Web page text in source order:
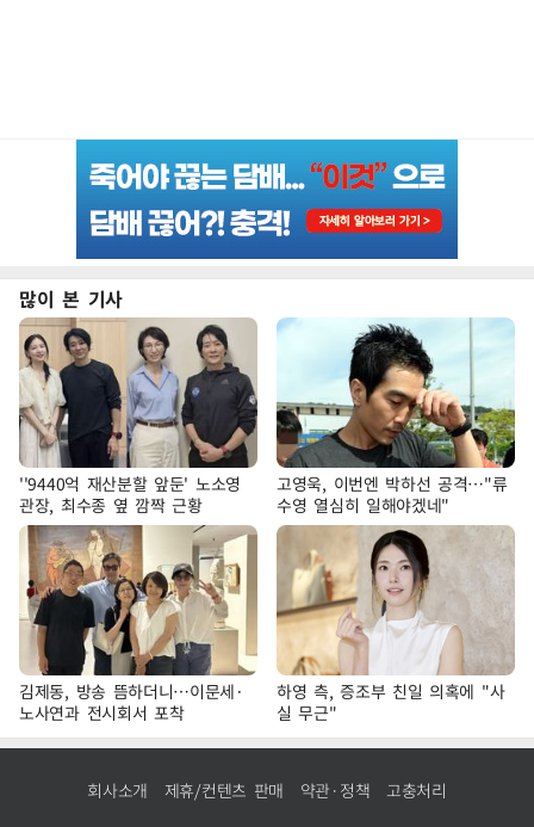
많이 본 기사
''9440억 재산분할 앞둔' 노소영
관장, 최수종 옆 깜짝 근황
고영욱, 이번엔 박하선 공격…"류
수영 열심히 일해야겠네"
김제동, 방송 뜸하더니…이문세·
노사연과 전시회서 포착
하영 측, 증조부 친일 의혹에 "사
실 무근"
회사소개 제휴/컨텐츠 판매 약관·정책 고충처리